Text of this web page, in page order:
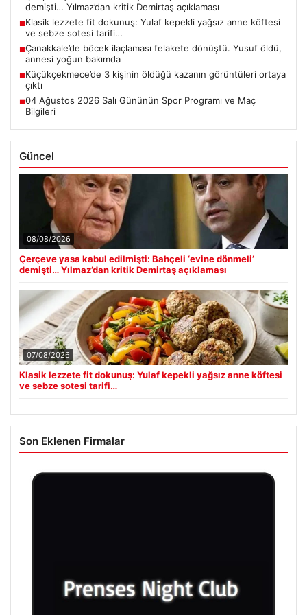
demişti… Yılmaz’dan kritik Demirtaş açıklaması
■Klasik lezzete fit dokunuş: Yulaf kepekli yağsız anne köftesi
ve sebze sotesi tarifi…
■Çanakkale’de böcek ilaçlaması felakete dönüştü. Yusuf öldü,
annesi yoğun bakımda
■Küçükçekmece’de 3 kişinin öldüğü kazanın görüntüleri ortaya
çıktı
■04 Ağustos 2026 Salı Gününün Spor Programı ve Maç
Bilgileri
Güncel
08/08/2026
Çerçeve yasa kabul edilmişti: Bahçeli ‘evine dönmeli’
demişti… Yılmaz’dan kritik Demirtaş açıklaması
07/08/2026
Klasik lezzete fit dokunuş: Yulaf kepekli yağsız anne köftesi
ve sebze sotesi tarifi…
Son Eklenen Firmalar